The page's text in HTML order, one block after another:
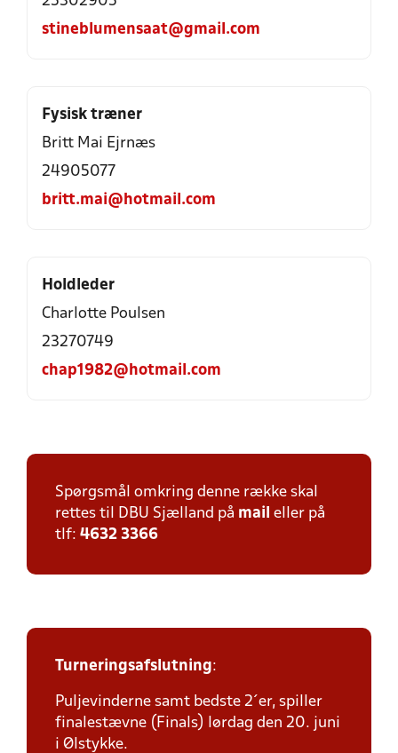
stineblumensaat@gmail.com
Fysisk træner
Britt Mai Ejrnæs
24905077
britt.mai@hotmail.com
Holdleder
Charlotte Poulsen
23270749
chap1982@hotmail.com
Spørgsmål omkring denne række skal
rettes til DBU Sjælland på mail eller på
tlf: 4632 3366
Turneringsafslutning:
Puljevinderne samt bedste 2´er, spiller
finalestævne (Finals) lørdag den 20. juni
i Ølstykke.